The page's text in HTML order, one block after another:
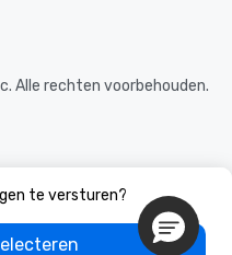
te versturen?
Alle rechten voorbehouden.